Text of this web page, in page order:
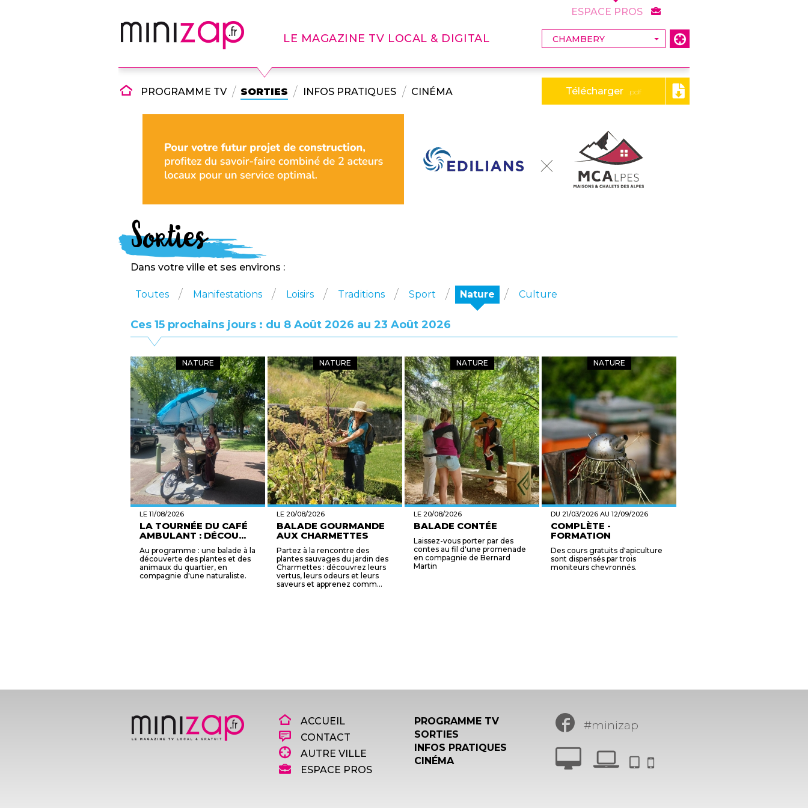
LE MAGAZINE TV LOCAL & DIGITAL
PROGRAMME TV SORTIES INFOS PRATIQUES CINÉMA Télécharger .pdf
ESPACE PROS
Sorties
Dans votre ville et ses environs :
Toutes Manifestations Loisirs Traditions Sport Nature Culture
Ces 15 prochains jours : du 8 Août 2026 au 23 Août 2026
NATURE
LE 11/08/2026
LA TOURNÉE DU CAFÉ
AMBULANT : DÉCOU...
Au programme : une balade à la
découverte des plantes et des
animaux du quartier, en
compagnie d'une naturaliste.
NATURE
LE 20/08/2026
BALADE GOURMANDE
AUX CHARMETTES
Partez à la rencontre des
plantes sauvages du jardin des
Charmettes : découvrez leurs
vertus, leurs odeurs et leurs
saveurs et apprenez comm...
NATURE
LE 20/08/2026
BALADE CONTÉE
Laissez-vous porter par des
contes au fil d'une promenade
en compagnie de Bernard
Martin
NATURE
DU 21/03/2026 AU 12/09/2026
COMPLÈTE -
FORMATION
APICULTURE
Des cours gratuits d'apiculture
sont dispensés par trois
moniteurs chevronnés.
ACCUEIL
CONTACT
AUTRE VILLE
ESPACE PROS
PROGRAMME TV
SORTIES
INFOS PRATIQUES
CINÉMA
#minizap